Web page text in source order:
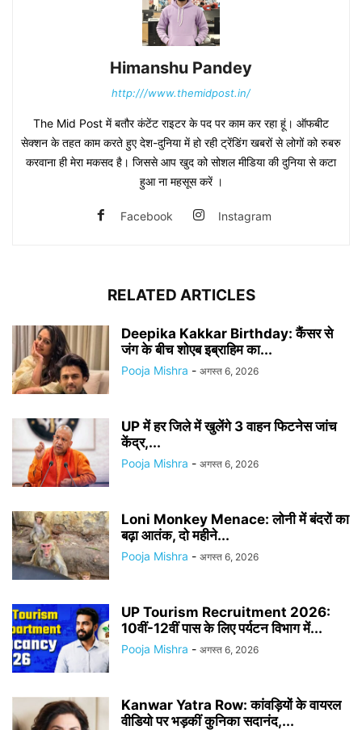
Himanshu Pandey
http:///www.themidpost.in/
The Mid Post में बतौर कंटेंट राइटर के पद पर काम कर रहा हूं। ऑफबीट
सेक्शन के तहत काम करते हुए देश-दुनिया में हो रही ट्रेंडिंग खबरों से लोगों को रुबरु
करवाना ही मेरा मकसद है। जिससे आप खुद को सोशल मीडिया की दुनिया से कटा
हुआ ना महसूस करें ।
Facebook Instagram
RELATED ARTICLES
Deepika Kakkar Birthday: कैंसर से
जंग के बीच शोएब इब्राहिम का...
Pooja Mishra - अगस्त 6, 2026
UP में हर जिले में खुलेंगे 3 वाहन फिटनेस जांच
केंद्र,...
Pooja Mishra - अगस्त 6, 2026
Loni Monkey Menace: लोनी में बंदरों का
बढ़ा आतंक, दो महीने...
Pooja Mishra - अगस्त 6, 2026
UP Tourism Recruitment 2026:
10वीं-12वीं पास के लिए पर्यटन विभाग में...
Pooja Mishra - अगस्त 6, 2026
Kanwar Yatra Row: कांवड़ियों के वायरल
वीडियो पर भड़कीं कुनिका सदानंद,...